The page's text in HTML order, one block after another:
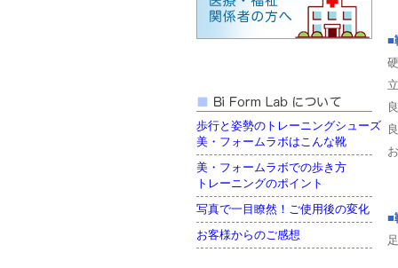
歩行と姿勢のトレーニングシューズ
美・フォームラボはこんな靴
美・フォームラボでの歩き方
トレーニングのポイント
写真で一目瞭然！ご使用後の変化
お客様からのご感想
■
■